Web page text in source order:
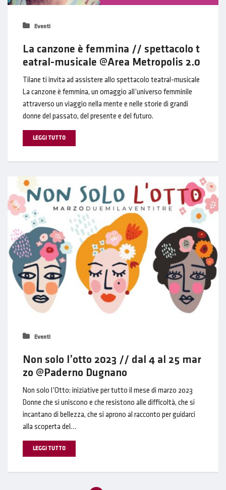
Eventi
La canzone è femmina // spettacolo t
eatral-musicale @Area Metropolis 2.0
Tilane ti invita ad assistere allo spettacolo teatral-musicale
La canzone è femmina, un omaggio all’universo femminile
attraverso un viaggio nella mente e nelle storie di grandi
donne del passato, del presente e del futuro.
LEGGI TUTTO
Eventi
Non solo l’otto 2023 // dal 4 al 25 mar
zo @Paderno Dugnano
Non solo l’Otto: iniziative per tutto il mese di marzo 2023
Donne che si uniscono e che resistono alle difficoltà, che si
incantano di bellezza, che si aprono al racconto per guidarci
alla scoperta del…
LEGGI TUTTO